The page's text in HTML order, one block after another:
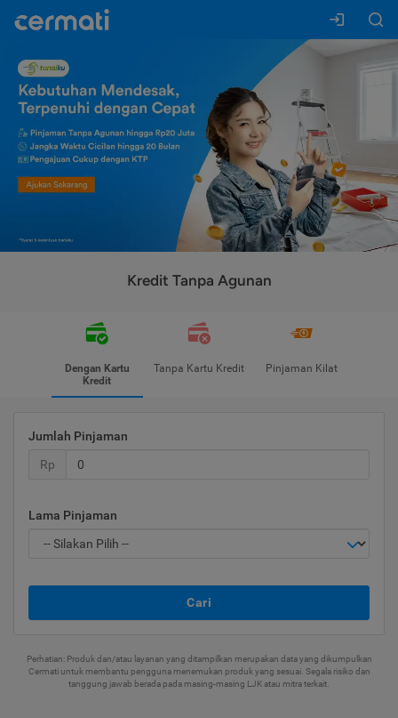
Kredit Tanpa Agunan
Dengan Kartu
Kredit
Tanpa Kartu Kredit Pinjaman Kilat
Jumlah Pinjaman
Rp
Lama Pinjaman
Cari
Perhatian: Produk dan/atau layanan yang ditampilkan merupakan data yang dikumpulkan
Cermati untuk membantu pengguna menemukan produk yang sesuai. Segala risiko dan
tanggung jawab berada pada masing-masing LJK atau mitra terkait.